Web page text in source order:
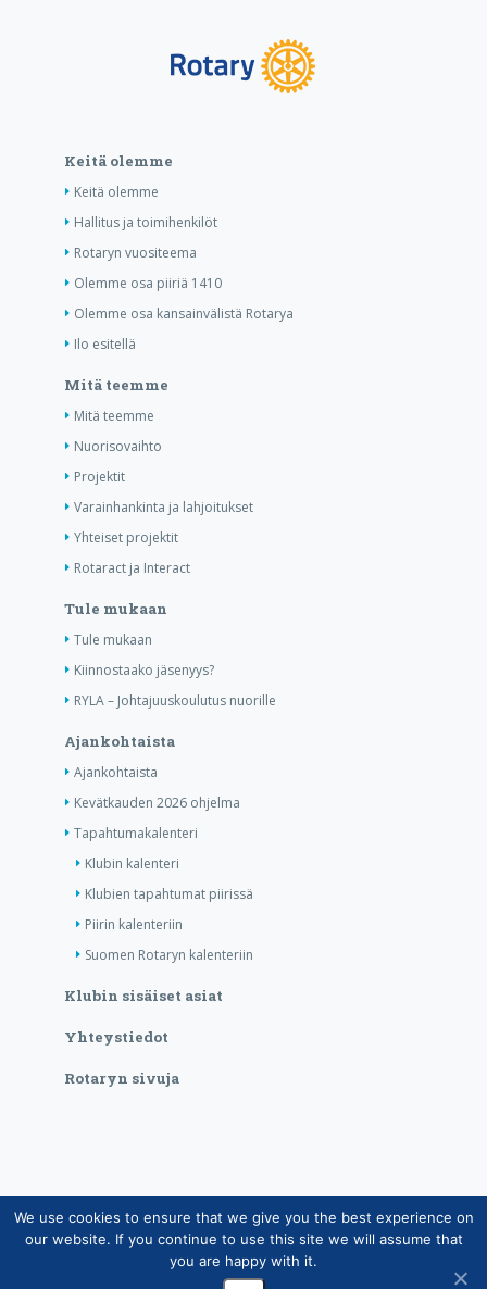
Keitä olemme
Keitä olemme
Hallitus ja toimihenkilöt
Rotaryn vuositeema
Olemme osa piiriä 1410
Olemme osa kansainvälistä Rotarya
Ilo esitellä
Mitä teemme
Mitä teemme
Nuorisovaihto
Projektit
Varainhankinta ja lahjoitukset
Yhteiset projektit
Rotaract ja Interact
Tule mukaan
Tule mukaan
Kiinnostaako jäsenyys?
RYLA – Johtajuuskoulutus nuorille
Ajankohtaista
Ajankohtaista
Kevätkauden 2026 ohjelma
Tapahtumakalenteri
Klubin kalenteri
Klubien tapahtumat piirissä
Piirin kalenteriin
Suomen Rotaryn kalenteriin
Klubin sisäiset asiat
Yhteystiedot
Rotaryn sivuja
Copyright © Suomen Rotarypalvelu ry 2026 |
Jäsentietojärjestelmän tietosuojaseloste|Henkilötietojen
käsittely Rotarytoiminnassa
We use cookies to ensure that we give you the best experience on
our website. If you continue to use this site we will assume that
you are happy with it.